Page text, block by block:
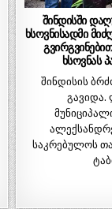
შინდისში
ხსოვნისადმი
ხსოვნას
შინდისის
გავიდა.
საკრებულოს